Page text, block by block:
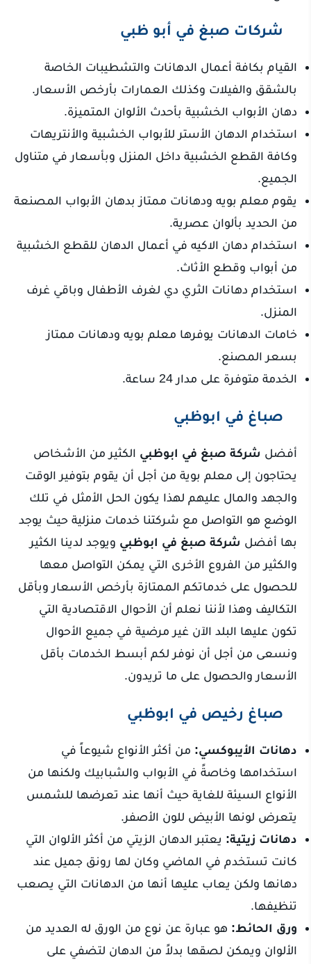
شركات صبغ في أبو ظبي
القيام بكافة أعمال الدهانات والتشطيبات الخاصة
بالشقق والفيلات وكذلك العمارات بأرخص الأسعار.
دهان الأبواب الخشبية بأحدث الألوان المتميزة.
استخدام الدهان الأستر للأبواب الخشبية والأنتريهات
وكافة القطع الخشبية داخل المنزل وبأسعار في متناول
الجميع.
يقوم معلم بويه ودهانات ممتاز بدهان الأبواب المصنعة
من الحديد بألوان عصرية.
استخدام دهان الاكيه في أعمال الدهان للقطع الخشبية
من أبواب وقطع الأثاث.
استخدام دهانات الثري دي لغرف الأطفال وباقي غرف
المنزل.
خامات الدهانات يوفرها معلم بويه ودهانات ممتاز
بسعر المصنع.
الخدمة متوفرة على مدار 24 ساعة.
صباغ في ابوظبي
أفضل شركة صبغ في ابوظبي الكثير من الأشخاص
يحتاجون إلى معلم بوية من أجل أن يقوم بتوفير الوقت
والجهد والمال عليهم لهذا يكون الحل الأمثل في تلك
الوضع هو التواصل مع شركتنا خدمات منزلية حيث يوجد
بها أفضل شركة صبغ في ابوظبي ويوجد لدينا الكثير
والكثير من الفروع الأخرى التي يمكن التواصل معها
للحصول على خدماتكم الممتازة بأرخص الأسعار وبأقل
التكاليف وهذا لأننا نعلم أن الأحوال الاقتصادية التي
تكون عليها البلد الآن غير مرضية في جميع الأحوال
ونسعى من أجل أن نوفر لكم أبسط الخدمات بأقل
الأسعار والحصول على ما تريدون.
صباغ رخيص في ابوظبي
دهانات الأيبوكسي: من أكثر الأنواع شيوعاً في
استخدامها وخاصةً في الأبواب والشبابيك ولكنها من
الأنواع السيئة للغاية حيث أنها عند تعرضها للشمس
يتعرض لونها الأبيض للون الأصفر.
دهانات زيتية: يعتبر الدهان الزيتي من أكثر الألوان التي
كانت تستخدم في الماضي وكان لها رونق جميل عند
دهانها ولكن يعاب عليها أنها من الدهانات التي يصعب
تنظيفها.
ورق الحائط: هو عبارة عن نوع من الورق له العديد من
الألوان ويمكن لصقها بدلاً من الدهان لتضفي على